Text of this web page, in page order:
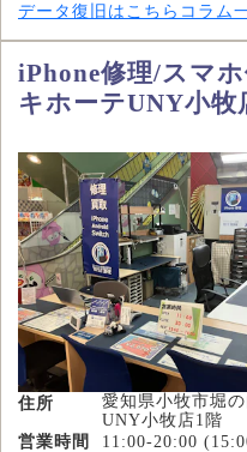
データ復旧はこちら コラム
iPhone修理/スマ
キホーテUNY小牧
住所
愛知県小牧市堀
UNY小牧店1階
営業時間
11:00-20:00